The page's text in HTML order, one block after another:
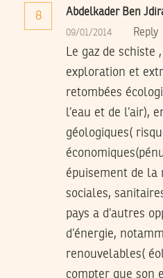
8 Abdelkader Ben
09/01/2014 Reply
Le gaz de schiste
exploration et
retombées
l’eau et de l’air),
géologiques(
épuisement de la
sociales,
pays a d’autres
d’énergie,
renouvelables(
compter que son